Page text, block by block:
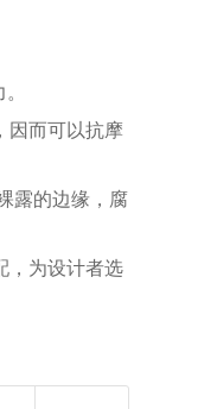
因而可以抗摩
露的边缘，腐
，为设计者选